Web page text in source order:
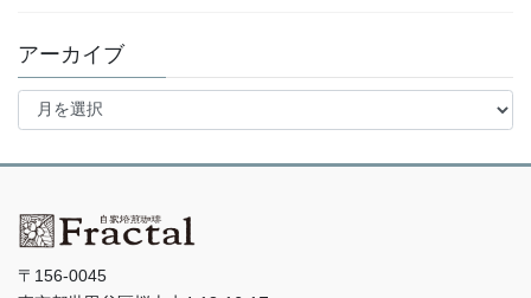
アーカイブ
ア
イ
〒156-0045